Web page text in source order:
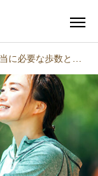
多彩なオプ
必要な歩数とは？